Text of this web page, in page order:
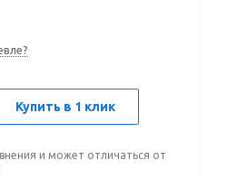
Купить в 1 клик
и может отличаться от